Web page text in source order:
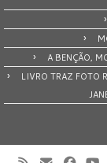
A BENÇÃO,
LIVRO TRAZ FOTO